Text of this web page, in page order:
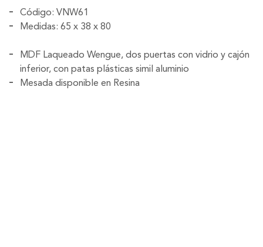
Código: VNW61
Medidas: 65 x 38 x 80
MDF Laqueado Wengue, dos puertas con vidrio y cajón
inferior, con patas plásticas simil aluminio
Mesada disponible en Resina